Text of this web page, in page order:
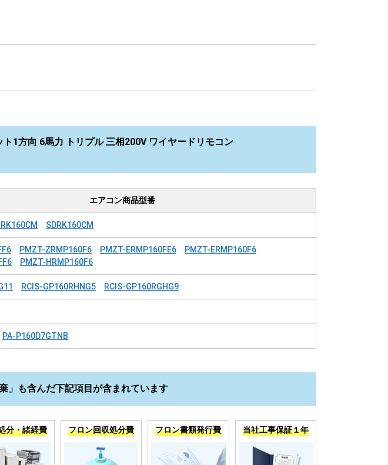
1方向 6馬力 トリプル 三相200V ワイヤードリモコン
エアコン商品型番
SDRK160CM
PMZT-ZRMP160F6 PMZT-ERMP160FE6
PMZT-ERMP160F6
PMZT-HRMP160F6
RCIS-GP160RHNG5 RCIS-GP160RGHG9
PA-P160D7GTNB
」も含んだ下記項目が含まれています
分・諸経費 フロン回収処分費 フロン書類発行費 当社工事保証１年